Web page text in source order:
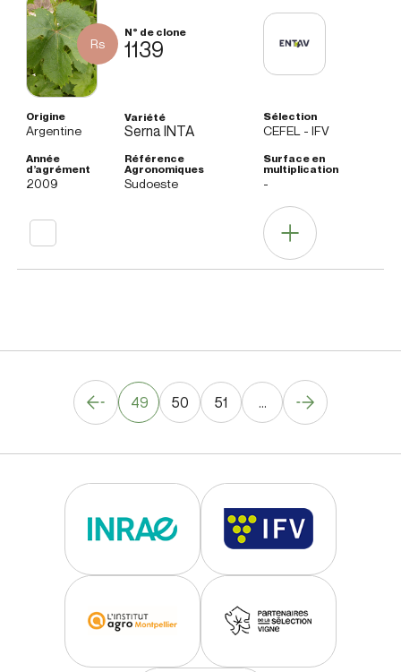
Rs 1139
Serna INTA
Argentine CEFEL - IFV
2009 Sudoeste -
agrotécnica
variedad.
49 50 51 ...